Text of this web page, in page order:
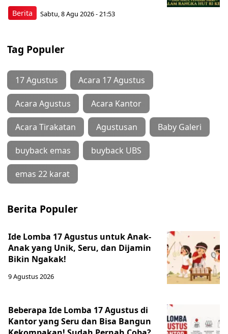
Berita Sabtu, 8 Agu 2026 - 21:53
Tag Populer
17 Agustus Acara 17 Agustus
Acara Agustus Acara Kantor
Acara Tirakatan Agustusan Baby Galeri
buyback emas buyback UBS
emas 22 karat
Berita Populer
Ide Lomba 17 Agustus untuk Anak-
Anak yang Unik, Seru, dan Dijamin
Bikin Ngakak!
9 Agustus 2026
Beberapa Ide Lomba 17 Agustus di
Kantor yang Seru dan Bisa Bangun